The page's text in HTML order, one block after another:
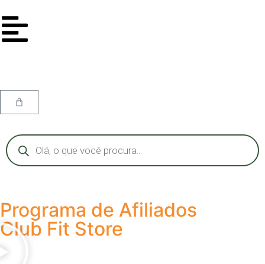
Programa de Afiliados
Club Fit Store